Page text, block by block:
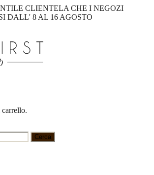
CLIENTELA CHE I NEGOZI
DALL' 8 AL 16 AGOSTO